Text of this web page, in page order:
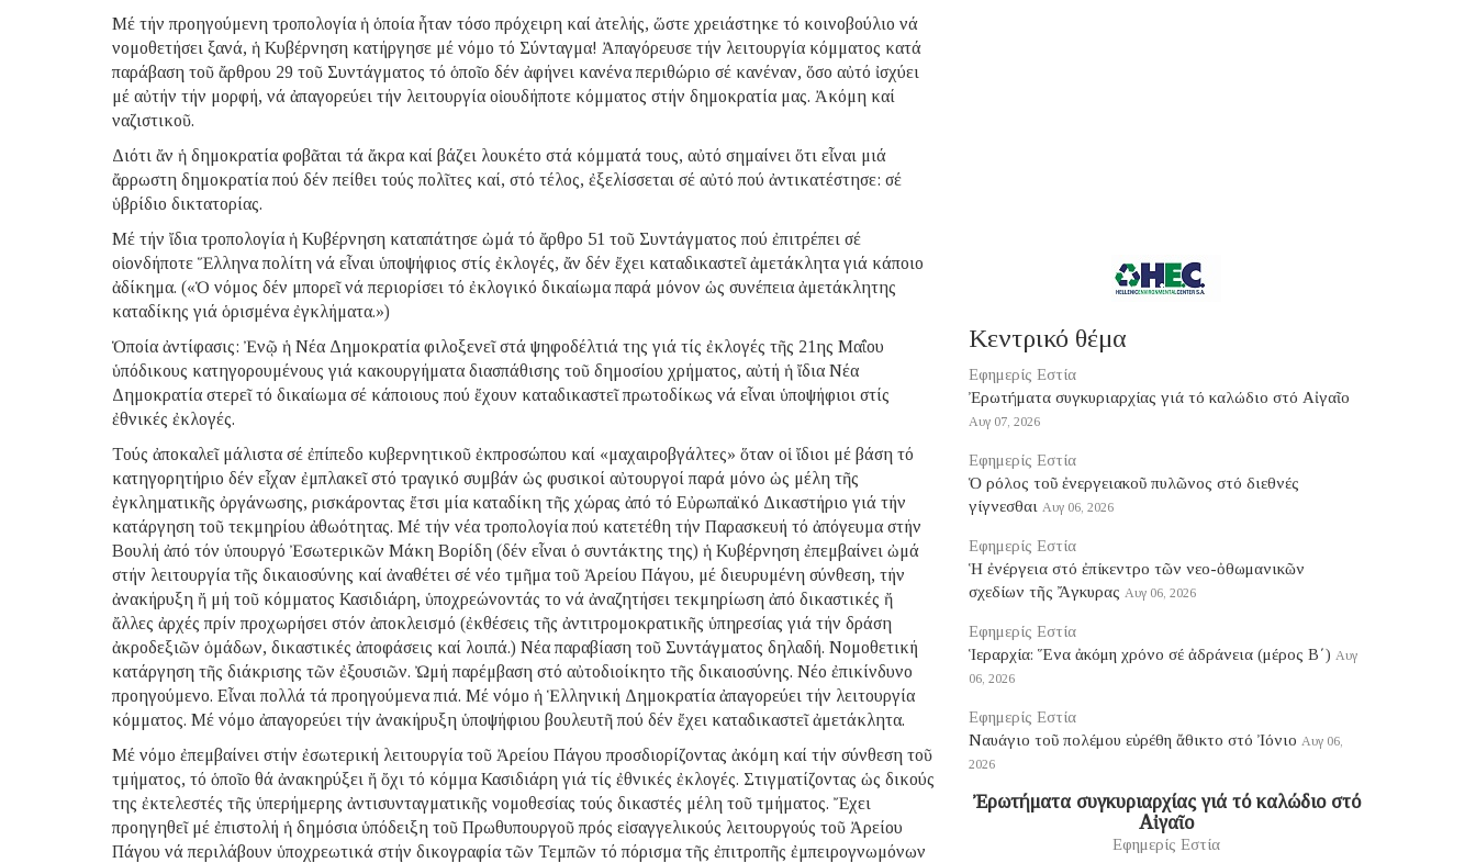
Μέ τήν προηγούμενη τροπολογία ἡ ὁποία ἦταν τόσο πρόχειρη καί ἀτελής, ὥστε χρειάστηκε τό κοινοβούλιο νά
νομοθετήσει ξανά, ἡ Κυβέρνηση κατήργησε μέ νόμο τό Σύνταγμα! Ἀπαγόρευσε τήν λειτουργία κόμματος κατά
παράβαση τοῦ ἄρθρου 29 τοῦ Συντάγματος τό ὁποῖο δέν ἀφήνει κανένα περιθώριο σέ κανέναν, ὅσο αὐτό ἰσχύει
μέ αὐτήν τήν μορφή, νά ἀπαγορεύει τήν λειτουργία οἱουδήποτε κόμματος στήν δημοκρατία μας. Ἀκόμη καί
ναζιστικοῦ.
Διότι ἄν ἡ δημοκρατία φοβᾶται τά ἄκρα καί βάζει λουκέτο στά κόμματά τους, αὐτό σημαίνει ὅτι εἶναι μιά
ἄρρωστη δημοκρατία πού δέν πείθει τούς πολῖτες καί, στό τέλος, ἐξελίσσεται σέ αὐτό πού ἀντικατέστησε: σέ
ὑβρίδιο δικτατορίας.
Μέ τήν ἴδια τροπολογία ἡ Κυβέρνηση καταπάτησε ὠμά τό ἄρθρο 51 τοῦ Συντάγματος πού ἐπιτρέπει σέ
οἱονδήποτε Ἕλληνα πολίτη νά εἶναι ὑποψήφιος στίς ἐκλογές, ἄν δέν ἔχει καταδικαστεῖ ἀμετάκλητα γιά κάποιο
ἀδίκημα. («Ὁ νόμος δέν μπορεῖ νά περιορίσει τό ἐκλογικό δικαίωμα παρά μόνον ὡς συνέπεια ἀμετάκλητης
καταδίκης γιά ὁρισμένα ἐγκλήματα.»)
Ὁποία ἀντίφασις: Ἐνῷ ἡ Νέα Δημοκρατία φιλοξενεῖ στά ψηφοδέλτιά της γιά τίς ἐκλογές τῆς 21ης Μαΐου
ὑπόδικους κατηγορουμένους γιά κακουργήματα διασπάθισης τοῦ δημοσίου χρήματος, αὐτή ἡ ἴδια Νέα
Δημοκρατία στερεῖ τό δικαίωμα σέ κάποιους πού ἔχουν καταδικαστεῖ πρωτοδίκως νά εἶναι ὑποψήφιοι στίς
ἐθνικές ἐκλογές.
Τούς ἀποκαλεῖ μάλιστα σέ ἐπίπεδο κυβερνητικοῦ ἐκπροσώπου καί «μαχαιροβγάλτες» ὅταν οἱ ἴδιοι μέ βάση τό
κατηγορητήριο δέν εἶχαν ἐμπλακεῖ στό τραγικό συμβάν ὡς φυσικοί αὐτουργοί παρά μόνο ὡς μέλη τῆς
ἐγκληματικῆς ὀργάνωσης, ρισκάροντας ἔτσι μία καταδίκη τῆς χώρας ἀπό τό Εὐρωπαϊκό Δικαστήριο γιά τήν
κατάργηση τοῦ τεκμηρίου ἀθωότητας. Μέ τήν νέα τροπολογία πού κατετέθη τήν Παρασκευή τό ἀπόγευμα στήν
Βουλή ἀπό τόν ὑπουργό Ἐσωτερικῶν Μάκη Βορίδη (δέν εἶναι ὁ συντάκτης της) ἡ Κυβέρνηση ἐπεμβαίνει ὠμά
στήν λειτουργία τῆς δικαιοσύνης καί ἀναθέτει σέ νέο τμῆμα τοῦ Ἀρείου Πάγου, μέ διευρυμένη σύνθεση, τήν
ἀνακήρυξη ἤ μή τοῦ κόμματος Κασιδιάρη, ὑποχρεώνοντάς το νά ἀναζητήσει τεκμηρίωση ἀπό δικαστικές ἤ
ἄλλες ἀρχές πρίν προχωρήσει στόν ἀποκλεισμό (ἐκθέσεις τῆς ἀντιτρομοκρατικῆς ὑπηρεσίας γιά τήν δράση
ἀκροδεξιῶν ὁμάδων, δικαστικές ἀποφάσεις καί λοιπά.) Νέα παραβίαση τοῦ Συντάγματος δηλαδή. Νομοθετική
κατάργηση τῆς διάκρισης τῶν ἐξουσιῶν. Ὠμή παρέμβαση στό αὐτοδιοίκητο τῆς δικαιοσύνης. Νέο ἐπικίνδυνο
προηγούμενο. Εἶναι πολλά τά προηγούμενα πιά. Μέ νόμο ἡ Ἑλληνική Δημοκρατία ἀπαγορεύει τήν λειτουργία
κόμματος. Μέ νόμο ἀπαγορεύει τήν ἀνακήρυξη ὑποψήφιου βουλευτῆ πού δέν ἔχει καταδικαστεῖ ἀμετάκλητα.
Μέ νόμο ἐπεμβαίνει στήν ἐσωτερική λειτουργία τοῦ Ἀρείου Πάγου προσδιορίζοντας ἀκόμη καί τήν σύνθεση τοῦ
τμήματος, τό ὁποῖο θά ἀνακηρύξει ἤ ὄχι τό κόμμα Κασιδιάρη γιά τίς ἐθνικές ἐκλογές. Στιγματίζοντας ὡς δικούς
της ἐκτελεστές τῆς ὑπερήμερης ἀντισυνταγματικῆς νομοθεσίας τούς δικαστές μέλη τοῦ τμήματος. Ἔχει
προηγηθεῖ μέ ἐπιστολή ἡ δημόσια ὑπόδειξη τοῦ Πρωθυπουργοῦ πρός εἰσαγγελικούς λειτουργούς τοῦ Ἀρείου
Πάγου νά περιλάβουν ὑποχρεωτικά στήν δικογραφία τῶν Τεμπῶν τό πόρισμα τῆς ἐπιτροπῆς ἐμπειρογνωμόνων
Κεντρικό θέμα
Εφημερίς Εστία
Ἐρωτήματα συγκυριαρχίας γιά τό καλώδιο στό Αἰγαῖο
Αυγ 07, 2026
Εφημερίς Εστία
Ὁ ρόλος τοῦ ἐνεργειακοῦ πυλῶνος στό διεθνές
γίγνεσθαι Αυγ 06, 2026
Εφημερίς Εστία
Ἡ ἐνέργεια στό ἐπίκεντρο τῶν νεο-ὀθωμανικῶν
σχεδίων τῆς Ἄγκυρας Αυγ 06, 2026
Εφημερίς Εστία
Ἱεραρχία: Ἕνα ἀκόμη χρόνο σέ ἀδράνεια (μέρος B΄) Αυγ
06, 2026
Εφημερίς Εστία
Ναυάγιο τοῦ πολέμου εὑρέθη ἄθικτο στό Ἰόνιο Αυγ 06,
2026
Ἐρωτήματα συγκυριαρχίας γιά τό καλώδιο στό
Αἰγαῖο
Εφημερίς Εστία